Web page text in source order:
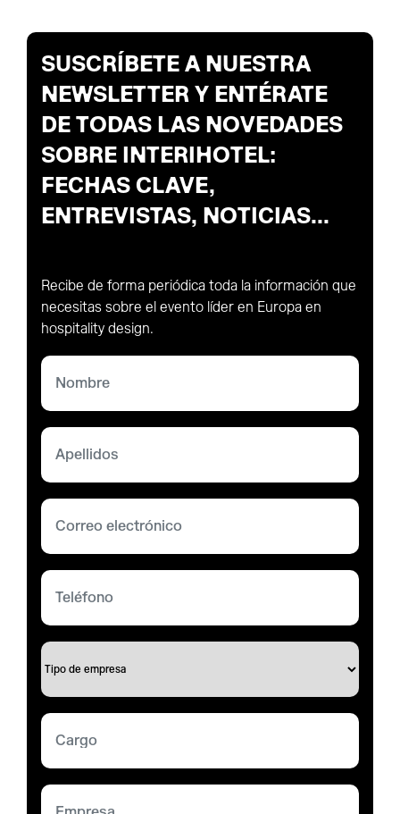
SUSCRÍBETE A NUESTRA
NEWSLETTER Y ENTÉRATE
DE TODAS LAS NOVEDADES
SOBRE INTERIHOTEL:
FECHAS CLAVE,
ENTREVISTAS, NOTICIAS...
Recibe de forma periódica toda la información que
necesitas sobre el evento líder en Europa en
hospitality design.